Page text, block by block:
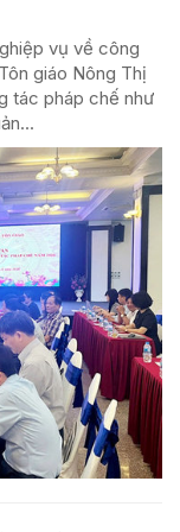
vụ về công
giáo Nông Thị
tác pháp chế như